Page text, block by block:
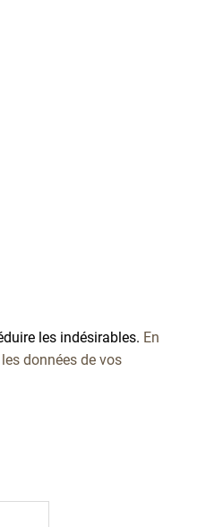
les indésirables. En
données de vos